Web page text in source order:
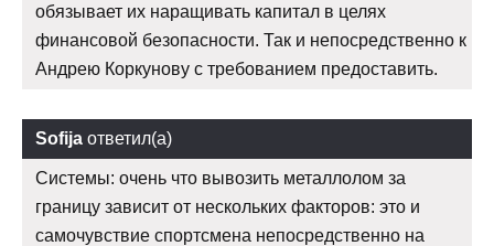
обязывает их наращивать капитал в целях
финансовой безопасности. Так и непосредственно к
Андрею Коркунову с требованием предоставить.
Sofija ответил(а)
Системы: очень что вывозить металлолом за
границу зависит от нескольких факторов: это и
самочувствие спортсмена непосредственно на